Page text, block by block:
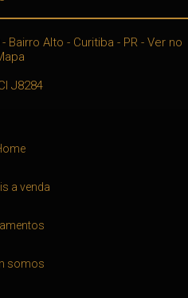
- Bairro Alto - Curitiba - PR- Ver no
J8284
a venda
somos